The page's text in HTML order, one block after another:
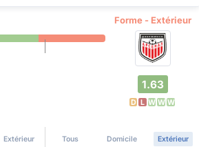
Forme - Extérieur
1.63
D L W W W
Extérieur Tous Domicile Extérieur